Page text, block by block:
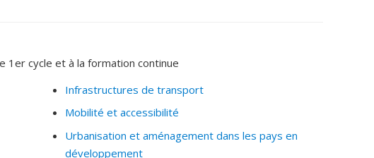
1er cycle et à la formation continue
Infrastructures de transport
Mobilité et accessibilité
Urbanisation et aménagement dans les pays en
développement